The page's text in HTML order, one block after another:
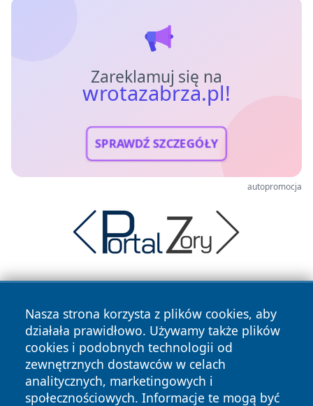
Zareklamuj się na
wrotazabrza.pl!
SPRAWDŹ SZCZEGÓŁY
autopromocja
Nasza strona korzysta z plików cookies, aby
działała prawidłowo. Używamy także plików
cookies i podobnych technologii od
zewnętrznych dostawców w celach
analitycznych, marketingowych i
społecznościowych. Informacje te mogą być
Copyright © 2026 wrotazabrza.pl Wszystkie prawa
zastrzeżone.